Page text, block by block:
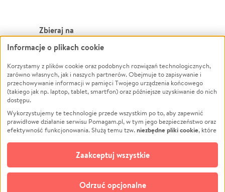
Zbieraj na
Leczenie
Zwierzęta
Pożar
Ukraina
Pomoc Finansowa
Projekty
Pogrzeb
Społeczność lokalna
Kultura
Powódź
Wichura
NGO
Edukacja
Podróż
Impreza
Ochrona środowiska
Biznes
Informacje o plikach cookie
Korzystamy z plików cookie oraz podobnych rozwiązań technologicznych,
zarówno własnych, jak i naszych partnerów. Obejmuje to zapisywanie i
przechowywanie informacji w pamięci Twojego urządzenia końcowego
(takiego jak np. laptop, tablet, smartfon) oraz późniejsze uzyskiwanie do nich
dostępu.
Wykorzystujemy te technologie przede wszystkim po to, aby zapewnić
prawidłowe działanie serwisu Pomagam.pl, w tym jego bezpieczeństwo oraz
efektywność funkcjonowania. Służą temu tzw.niezbędne pliki cookie, które
opcjonalnych plików cookie
technologii do celów analitycznych i retargetingowych. Możesz wyrazić
zgodę na ich stosowanie lub jej odmówić. W dowolnym momencie masz
możliwość zmiany swoich preferencji na stronie „Zarządzaj zgodami cookie”,
do której link znajdziesz w stopce serwisu Pomagam.pl. Opcjonalne pliki
Odrzuć opcjonalne
Zaakceptuj wszystkie